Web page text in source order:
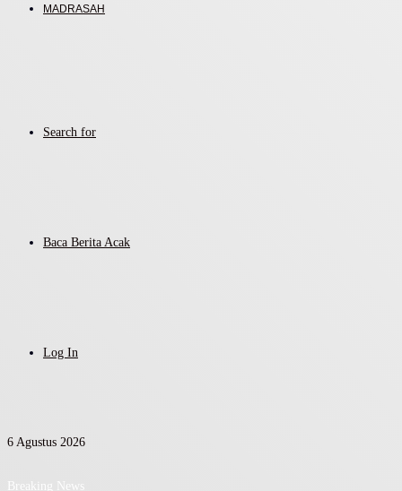
MADRASAH
Search for
Baca Berita Acak
Log In
6 Agustus 2026
Breaking News